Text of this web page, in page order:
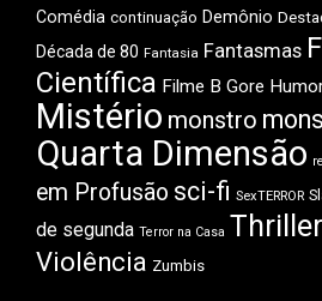
Comédia continuação Demônio
Década de 80 Fantasia Fantasmas
Científica Filme B Gore
Mistério monstro
Quarta Dimensão
em Profusão sci-fi SexTERROR
de segunda Terror na Casa Thriller
Violência Zumbis